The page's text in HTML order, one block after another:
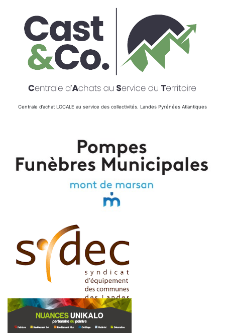
Centrale d’achat LOCALE au service des collectivités. Landes Pyrénées Atlantiques